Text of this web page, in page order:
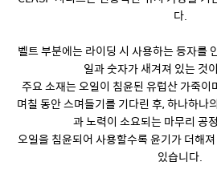
다.
벨트 부분에는 라이딩 시 사용하는 등자를
일과 숫자가 새겨져 있는 것
주요 소재는 오일이 침윤된 유럽산 가죽이
며칠 동안 스며들기를 기다린 후, 하나하나
과 노력이 소요되는 마무리 공
오일을 침윤되어 사용할수록 윤기가 더해
있습니다.